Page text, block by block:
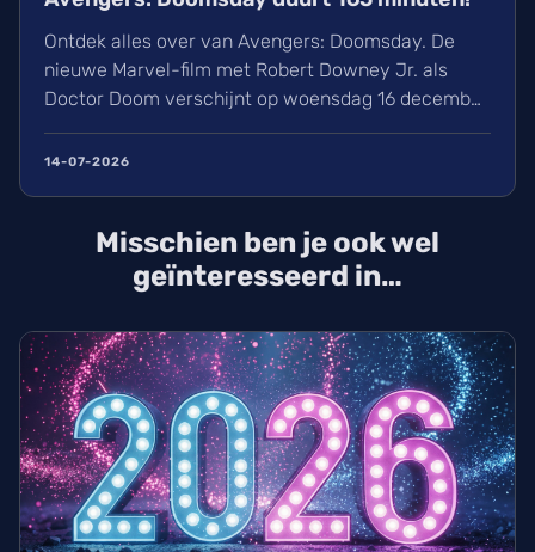
Ontdek alles over van Avengers: Doomsday. De
nieuwe Marvel-film met Robert Downey Jr. als
Doctor Doom verschijnt op woensdag 16 december
in de bioscoop. Wij kijken uit naar de cast met
onder andere Chris Hemsworth en Chris Evans. De
verwachten we de eerste trailer. Ook komt
Avengers: Endgame tijdelijk terug in de zalen als
Encore-versie op 25 september. Bereid je voor op
dit nieuwe hoofdstuk dat leidt naar Avengers:
Secret Wars in 2027.
14-07-2026
Misschien ben je ook wel
geïnteresseerd in…